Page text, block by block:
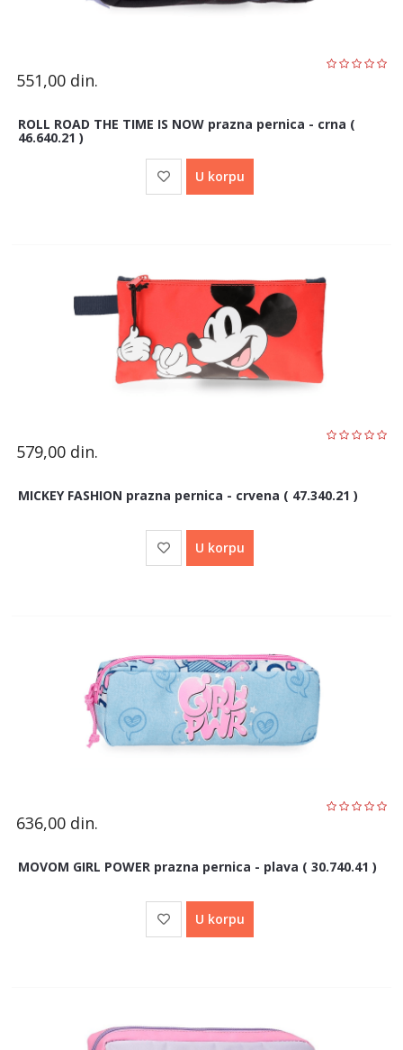
551,00 din.
ROLL ROAD THE TIME IS NOW prazna pernica - crna (
46.640.21 )
U korpu
579,00 din.
MICKEY FASHION prazna pernica - crvena ( 47.340.21 )
U korpu
636,00 din.
MOVOM GIRL POWER prazna pernica - plava ( 30.740.41 )
U korpu